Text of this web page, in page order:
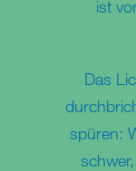
ist
Das
spüren: